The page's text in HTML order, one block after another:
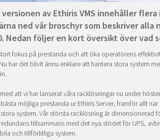
versionen av Ethiris VMS innehåller
ned vår broschyr som beskriver alla
Nedan följer en kort översikt över vad
fokus på prestanda och att öka operatörens
har det blivit ännu enklare att hantera stora system
att vi har lanserat våra racklösningar nu under
möjliga prestanda ur Ethiris Server, framför allt
system. Vår största racklösning är dimensionerad
tillsammans med det nya stödet för UPS,
och tillförlitliga system.